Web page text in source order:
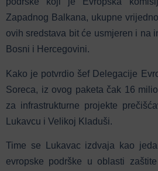
Zapadnog Balkana, ukupne
ovih sredstava bit će usmjeren i na
Bosni i Hercegovini.
Kako je potvrdio šef Delegacije
Soreca, iz ovog paketa čak 16
za infrastrukturne projekte
Lukavcu i Velikoj Kladuši.
Time se Lukavac izdvaja kao
evropske podrške u oblasti